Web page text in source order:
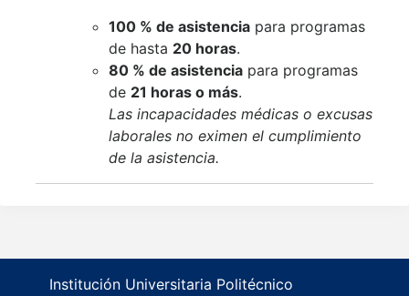
100 % de asistencia para programas
de hasta 20 horas.
80 % de asistencia para programas
de 21 horas o más.
Las incapacidades médicas o excusas
laborales no eximen el cumplimiento
de la asistencia.
Institución Universitaria Politécnico